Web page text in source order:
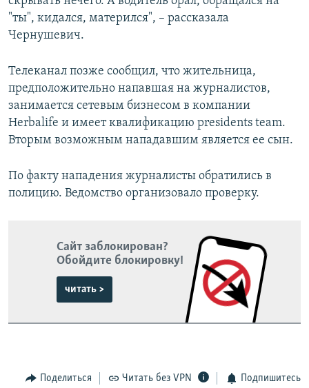
"ты", кидался, матерился", – рассказала
Чернушевич.
Телеканал позже сообщил, что жительница,
предположительно напавшая на журналистов,
занимается сетевым бизнесом в компании
Herbalife и имеет квалификацию presidents team.
Вторым возможным нападавшим является ее сын.
По факту нападения журналисты обратились в
полицию. Ведомство организовало проверку.
Сайт заблокирован?
Обойдите блокировку!
читать >
Поделиться Читать без VPN Подпишитесь